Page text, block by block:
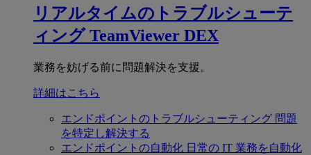
リアルタイムのトラブルシューテ
ィング TeamViewer DEX
業務を妨げる前に問題解決を支援。
詳細はこちら
エンドポイントのトラブルシューティング 問題
を特定し解決する
エンドポイントの自動化 日常の IT 業務を自動化